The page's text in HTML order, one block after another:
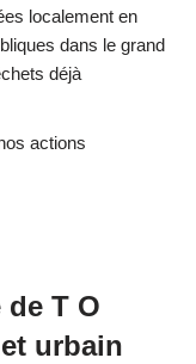
localement en
dans le grand
déjà
actions
T O
urbain